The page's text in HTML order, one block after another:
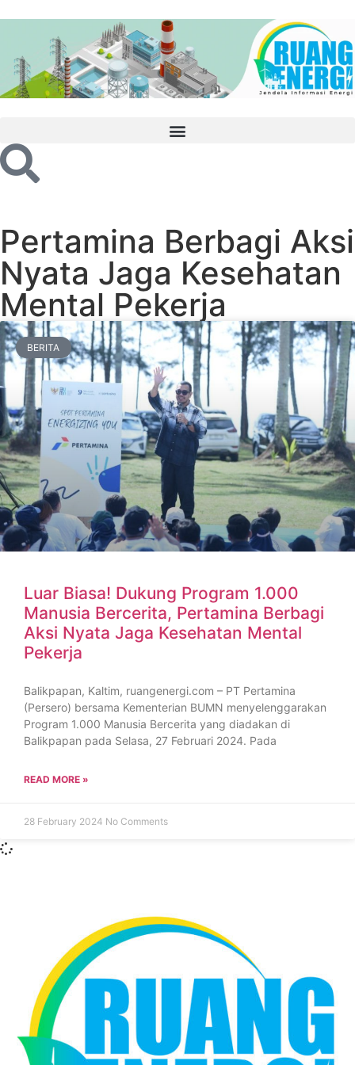
Pertamina Berbagi Aksi
Nyata Jaga Kesehatan
Mental Pekerja
BERITA
Luar Biasa! Dukung Program 1.000
Manusia Bercerita, Pertamina Berbagi
Aksi Nyata Jaga Kesehatan Mental
Pekerja
Balikpapan, Kaltim, ruangenergi.com – PT Pertamina
(Persero) bersama Kementerian BUMN menyelenggarakan
Program 1.000 Manusia Bercerita yang diadakan di
Balikpapan pada Selasa, 27 Februari 2024. Pada
READ MORE »
28 February 2024 No Comments